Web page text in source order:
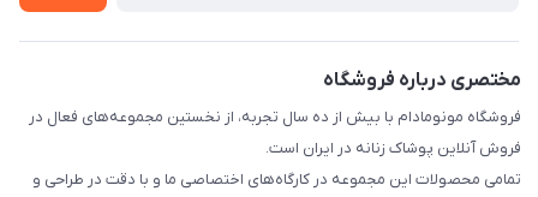
مختصری درباره فروشگاه
فروشگاه مونومادام با بیش از ده سال تجربه، از نخستین مجموعه‌های فعال در
فروش آنلاین پوشاک زنانه در ایران است.
تمامی محصولات این مجموعه در کارگاه‌های اختصاصی ما و با دقت در طراحی و